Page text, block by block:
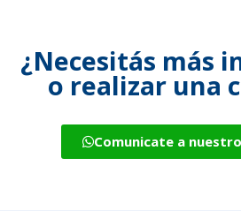
¿Necesitás más
o realizar una
Comunicate a